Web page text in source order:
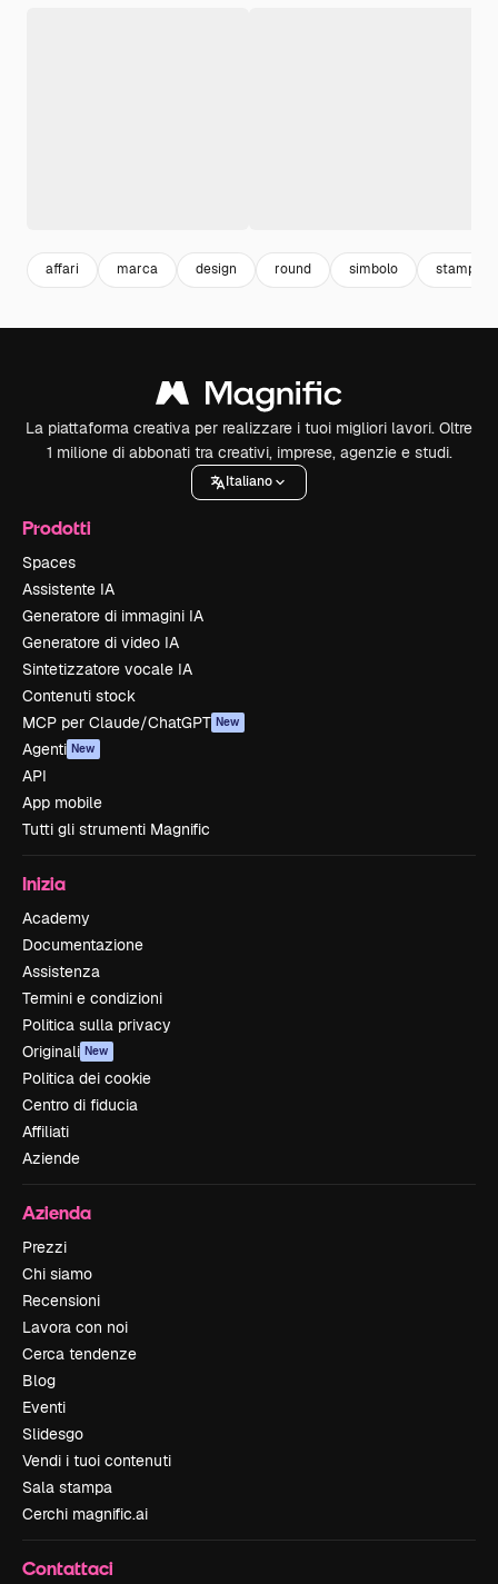
affari marca design round simbolo stampa
La piattaforma creativa per realizzare i tuoi migliori lavori. Oltre
1 milione di abbonati tra creativi, imprese, agenzie e studi.
Italiano
Prodotti
Spaces
Assistente IA
Generatore di immagini IA
Generatore di video IA
Sintetizzatore vocale IA
Contenuti stock
MCP per Claude/ChatGPT New
Agenti New
API
App mobile
Tutti gli strumenti Magnific
Inizia
Academy
Documentazione
Assistenza
Termini e condizioni
Politica sulla privacy
Originali New
Politica dei cookie
Centro di fiducia
Affiliati
Aziende
Azienda
Prezzi
Chi siamo
Recensioni
Lavora con noi
Cerca tendenze
Blog
Eventi
Slidesgo
Vendi i tuoi contenuti
Sala stampa
Cerchi magnific.ai
Contattaci